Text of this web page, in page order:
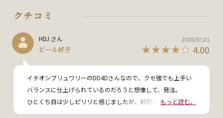
クチコミ
HDJ さん
ビール好き 4.00
2026/07/21
イチオシブリュワリーのDD4Dさんなので、クセ強でも上手い
バランスに仕上げられているのだろうと想像して、発注。
ひとくち目は少しピリリと感じましたが、砂肝やラムなど負け
ないお肉との相性は良く、暑い夏におすすめです。
もっと読む。